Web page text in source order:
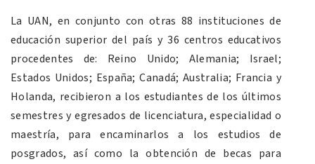
La UAN, en conjunto con otras 88 instituciones de
educación superior del país y 36 centros educativos
procedentes de: Reino Unido; Alemania; Israel;
Estados Unidos; España; Canadá; Australia; Francia y
Holanda, recibieron a los estudiantes de los últimos
semestres y egresados de licenciatura, especialidad o
maestría, para encaminarlos a los estudios de
posgrados, así como la obtención de becas para